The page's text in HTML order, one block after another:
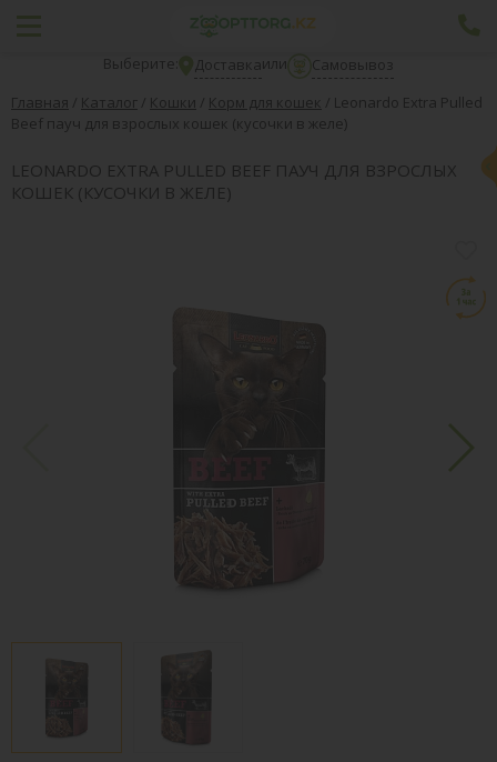
Выберите: Доставкаили
Самовывоз
Главная / Каталог / Кошки / Корм для кошек / Leonardo Extra Pulled
Beef пауч для взрослых кошек (кусочки в желе)
LEONARDO EXTRA PULLED BEEF ПАУЧ ДЛЯ ВЗРОСЛЫХ
КОШЕК (КУСОЧКИ В ЖЕЛЕ)